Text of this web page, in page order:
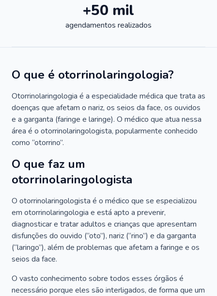
+50 mil
agendamentos realizados
O que é otorrinolaringologia?
Otorrinolaringologia é a especialidade médica que trata as
doenças que afetam o nariz, os seios da face, os ouvidos
e a garganta (faringe e laringe). O médico que atua nessa
área é o otorrinolaringologista, popularmente conhecido
como “otorrino”.
O que faz um
otorrinolaringologista
O otorrinolaringologista é o médico que se especializou
em otorrinolaringologia e está apto a prevenir,
diagnosticar e tratar adultos e crianças que apresentam
disfunções do ouvido (“oto”), nariz (“rino”) e da garganta
(“laringo”), além de problemas que afetam a faringe e os
seios da face.
O vasto conhecimento sobre todos esses órgãos é
necessário porque eles são interligados, de forma que um